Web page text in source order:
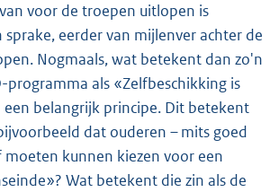
voor de troepen uitlopen is
sprake, eerder van mijlenver achter de
Nogmaals, wat betekent dan zo'n
programma als «Zelfbeschikking is
belangrijk principe. Dit betekent
dat ouderen – mits goed
moeten kunnen kiezen voor een
Wat betekent die zin als de